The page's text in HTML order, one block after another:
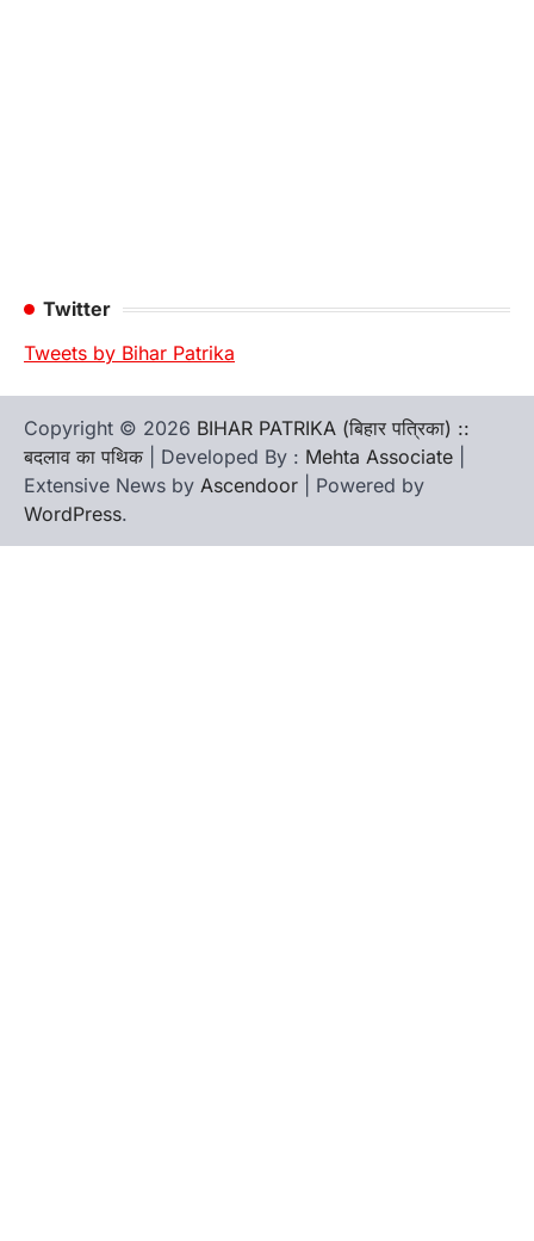
Twitter
Tweets by Bihar Patrika
Copyright © 2026 BIHAR PATRIKA (बिहार पत्रिका) ::
बदलाव का पथिक | Developed By : Mehta Associate
Extensive News by Ascendoor | Powered by
WordPress.